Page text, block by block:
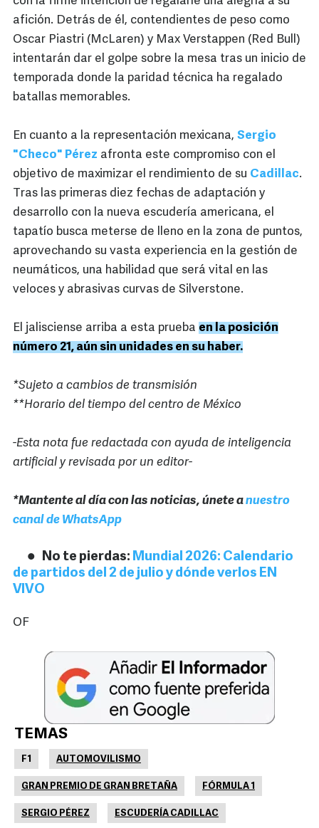
afición. Detrás de él, contendientes de peso como
Oscar Piastri (McLaren) y Max Verstappen (Red Bull)
intentarán dar el golpe sobre la mesa tras un inicio de
temporada donde la paridad técnica ha regalado
batallas memorables.
En cuanto a la representación mexicana, Sergio
"Checo" Pérez afronta este compromiso con el
objetivo de maximizar el rendimiento de su Cadillac.
Tras las primeras diez fechas de adaptación y
desarrollo con la nueva escudería americana, el
tapatío busca meterse de lleno en la zona de puntos,
aprovechando su vasta experiencia en la gestión de
neumáticos, una habilidad que será vital en las
veloces y abrasivas curvas de Silverstone.
El jalisciense arriba a esta prueba en la posición
número 21, aún sin unidades en su haber.
*Sujeto a cambios de transmisión
**Horario del tiempo del centro de México
-Esta nota fue redactada con ayuda de inteligencia
artificial y revisada por un editor-
*Mantente al día con las noticias, únete anuestro
canal de WhatsApp
No te pierdas: Mundial 2026: Calendario
de partidos del 2 de julio y dónde verlos EN
VIVO
OF
TEMAS
F1 AUTOMOVILISMO
GRAN PREMIO DE GRAN BRETAÑA FÓRMULA 1
SERGIO PÉREZ ESCUDERÍA CADILLAC